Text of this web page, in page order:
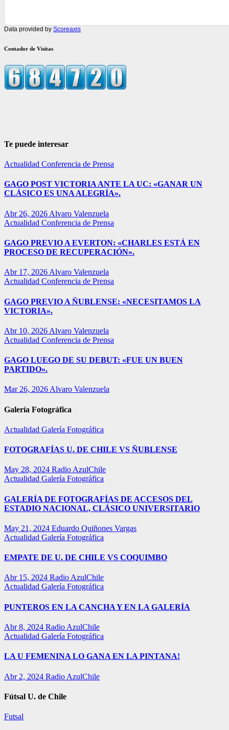
Data provided by Scoreaxis
Contador de Visitas
Te puede interesar
Actualidad Conferencia de Prensa
GAGO POST VICTORIA ANTE LA UC: «GANAR UN
CLÁSICO ES UNA ALEGRÍA».
Abr 26, 2026 Alvaro Valenzuela
Actualidad Conferencia de Prensa
GAGO PREVIO A EVERTON: «CHARLES ESTÁ EN
PROCESO DE RECUPERACIÓN».
Abr 17, 2026 Alvaro Valenzuela
Actualidad Conferencia de Prensa
GAGO PREVIO A ÑUBLENSE: «NECESITAMOS LA
VICTORIA».
Abr 10, 2026 Alvaro Valenzuela
Actualidad Conferencia de Prensa
GAGO LUEGO DE SU DEBUT: «FUE UN BUEN
PARTIDO».
Mar 26, 2026 Alvaro Valenzuela
Galería Fotográfica
Actualidad Galería Fotográfica
FOTOGRAFÍAS U. DE CHILE VS ÑUBLENSE
May 28, 2024 Radio AzulChile
Actualidad Galería Fotográfica
GALERÍA DE FOTOGRAFÍAS DE ACCESOS DEL
ESTADIO NACIONAL, CLÁSICO UNIVERSITARIO
May 21, 2024 Eduardo Quiñones Vargas
Actualidad Galería Fotográfica
EMPATE DE U. DE CHILE VS COQUIMBO
Abr 15, 2024 Radio AzulChile
Actualidad Galería Fotográfica
PUNTEROS EN LA CANCHA Y EN LA GALERÍA
Abr 8, 2024 Radio AzulChile
Actualidad Galería Fotográfica
LA U FEMENINA LO GANA EN LA PINTANA!
Abr 2, 2024 Radio AzulChile
Fútsal U. de Chile
Futsal